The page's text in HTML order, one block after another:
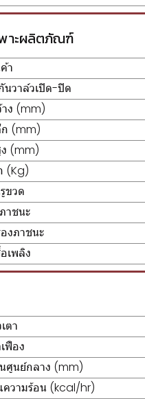
าะผลิตภัณฑ์
า
นวาล์วเปิด-ปิด
ง (mm)
(mm)
(mm)
(Kg)
ขวด
าชนะ
งภาชนะ
เพลิง
ตา
ฟือง
ศูนย์กลาง (mm)
วามร้อน (kcal/hr)